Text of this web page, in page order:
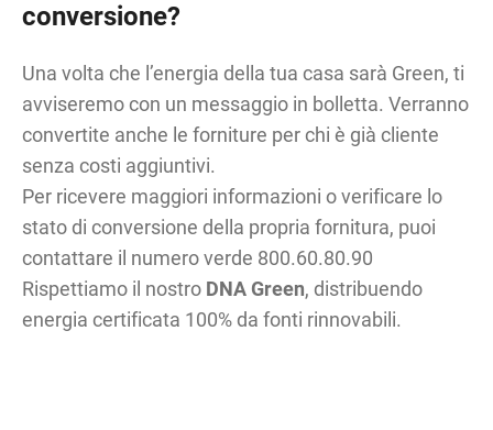
conversione?
Una volta che l’energia della tua casa sarà Green, ti
avviseremo con un messaggio in bolletta. Verranno
convertite anche le forniture per chi è già cliente
senza costi aggiuntivi.
Per ricevere maggiori informazioni o verificare lo
stato di conversione della propria fornitura, puoi
contattare il numero verde 800.60.80.90
Rispettiamo il nostro DNA Green, distribuendo
energia certificata 100% da fonti rinnovabili.